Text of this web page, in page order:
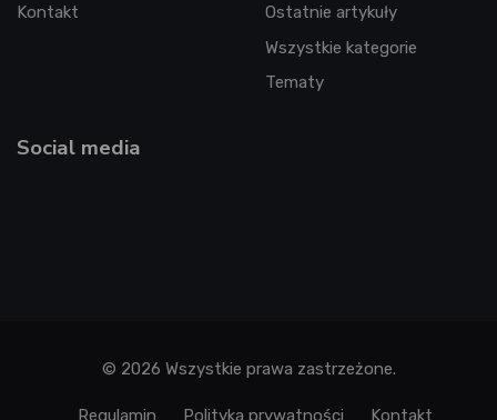
Kontakt
Ostatnie artykuły
Wszystkie kategorie
Tematy
Social media
© 2026 Wszystkie prawa zastrzeżone.
Regulamin Polityka prywatności Kontakt